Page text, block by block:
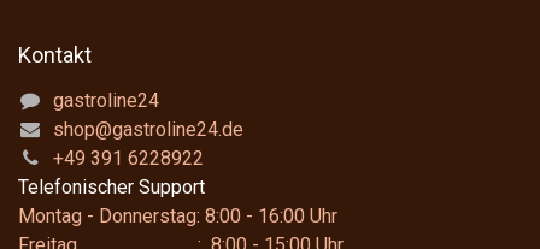
Kontakt
gastroline24
shop@gastroline24.de
+49 391 6228922
Telefonischer Support
Montag - Donnerstag: 8:00 - 16:00 Uhr